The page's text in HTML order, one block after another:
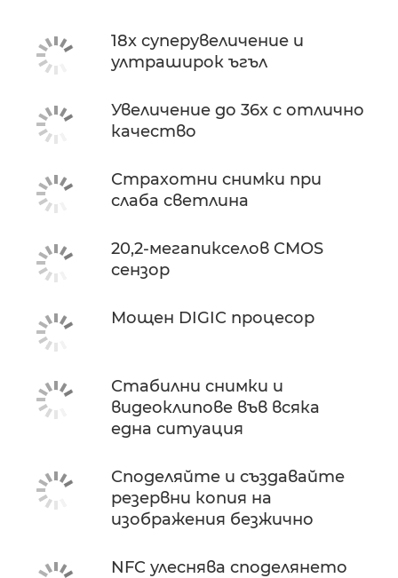
18x суперувеличение и
ултраширок ъгъл
Увеличение до 36x с отлично
качество
Страхотни снимки при
слаба светлина
20,2-мегапикселов CMOS
сензор
Мощен DIGIC процесор
Стабилни снимки и
видеоклипове във всяка
една ситуация
Споделяйте и създавайте
резервни копия на
изображения безжично
NFC улеснява споделянето